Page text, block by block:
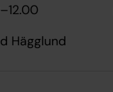
–12.00
Hägglund